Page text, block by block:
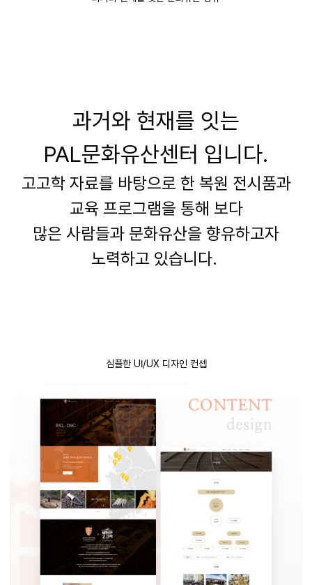
과거와 현재를 잇는
PAL문화유산센터 입니다.
고고학 자료를 바탕으로 한 복원 전시품과
교육 프로그램을 통해 보다
많은 사람들과 문화유산을 향유하고자
노력하고 있습니다.
심플한 UI/UX 디자인 컨셉